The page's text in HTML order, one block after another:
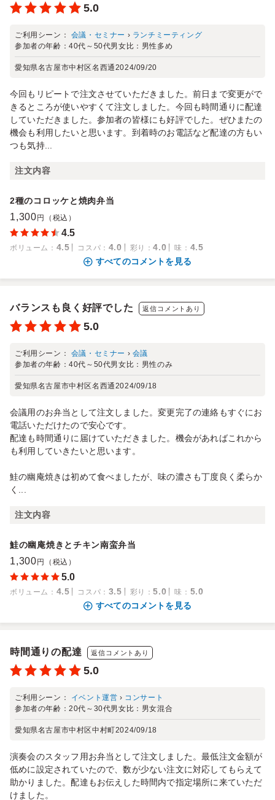
5.0
ご利用シーン： 会議・セミナー › ランチミーティング
参加者の年齢：40代～50代男女比： 男性多め
愛知県名古屋市中村区名西通2024/09/20
今回もリピートで注文させていただきました。前日まで変更がで
きるところが使いやすくて注文しました。今回も時間通りに配達
していただきました。参加者の皆様にも好評でした。ぜひまたの
機会も利用したいと思います。到着時のお電話など配達の方もい
つも気持...
注文内容
2種のコロッケと焼肉弁当
1,300 円（税込）
4.5
ボリューム ： 4.5 コスパ ： 4.0 彩り ：4.0 味 ： 4.5
すべてのコメントを見る
バランスも良く好評でした 返信コメントあり
5.0
ご利用シーン： 会議・セミナー › 会議
参加者の年齢：40代～50代男女比： 男性のみ
愛知県名古屋市中村区名西通2024/09/18
会議用のお弁当として注文しました。変更完了の連絡もすぐにお
電話いただけたので安心です。
配達も時間通りに届けていただきました。機会があればこれから
も利用していきたいと思います。
鮭の幽庵焼きは初めて食べましたが、味の濃さも丁度良く柔らか
く...
注文内容
鮭の幽庵焼きとチキン南蛮弁当
1,300 円（税込）
5.0
ボリューム ： 4.5 コスパ ： 3.5 彩り ：5.0 味 ： 5.0
すべてのコメントを見る
時間通りの配達 返信コメントあり
5.0
ご利用シーン： イベント運営 › コンサート
参加者の年齢：20代～30代男女比： 男女混合
愛知県名古屋市中村区中村町2024/09/18
演奏会のスタッフ用お弁当として注文しました。最低注文金額が
低めに設定されていたので、数が少ない注文に対応してもらえて
助かりました。配達もお伝えした時間内で指定場所に来ていただ
けました。